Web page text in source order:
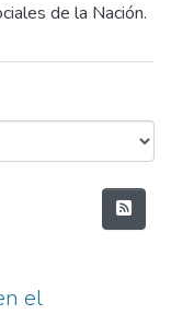
de la Nación.
el